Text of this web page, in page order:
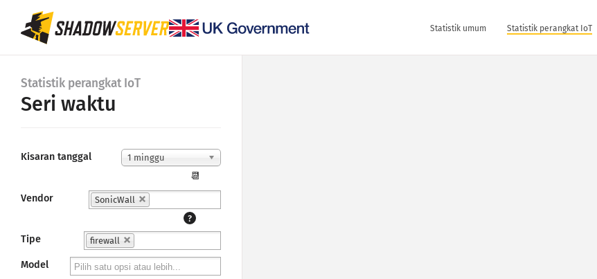
Statistik umum Statistik perangkat IoT
Statistik perangkat IoT
Seri waktu
Kisaran tanggal 1 minggu
📆
Vendor
SonicWall
?
Tipe firewall
Model